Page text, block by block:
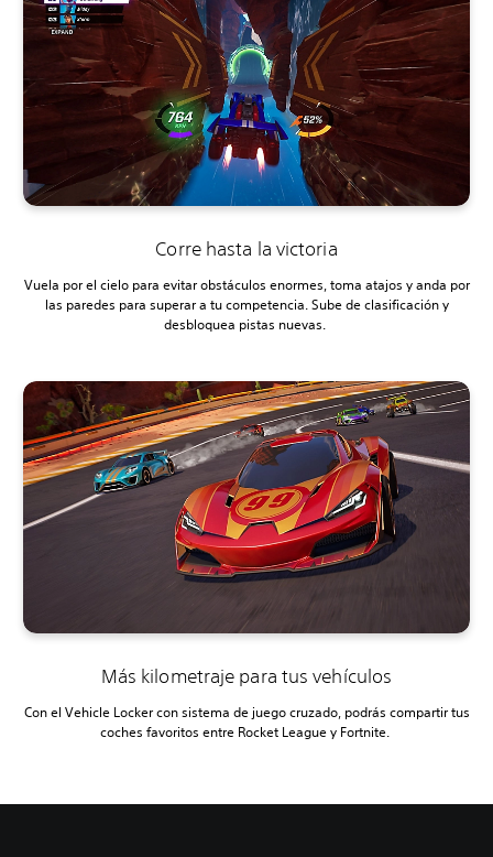
Corre hasta la victoria
Vuela por el cielo para evitar obstáculos enormes, toma atajos y anda por
las paredes para superar a tu competencia. Sube de clasificación y
desbloquea pistas nuevas.
Más kilometraje para tus vehículos
Con el Vehicle Locker con sistema de juego cruzado, podrás compartir tus
coches favoritos entre Rocket League y Fortnite.